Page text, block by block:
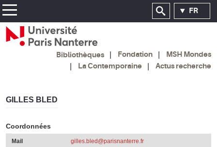
FR
Bibliothèques Fondation
MSH Mondes
La Contemporaine
Actus recherche
GILLES BLED
Coordonnées
Mail gilles.bled@parisnanterre.fr